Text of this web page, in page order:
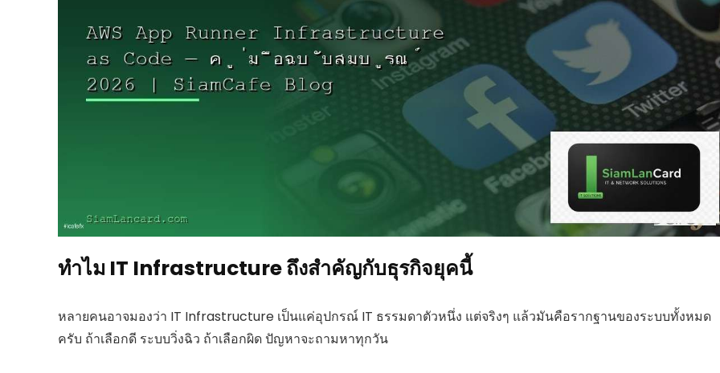
ทำไม IT Infrastructure ถึงสำคัญกับธุรกิจยุคนี้
หลายคนอาจมองว่า IT Infrastructure เป็นแค่อุปกรณ์ IT ธรรมดาตัวหนึ่ง แต่จริงๆ แล้วมันคือรากฐานของระบบทั้งหมด
ครับ ถ้าเลือกดี ระบบวิ่งฉิว ถ้าเลือกผิด ปัญหาจะถามหาทุกวัน